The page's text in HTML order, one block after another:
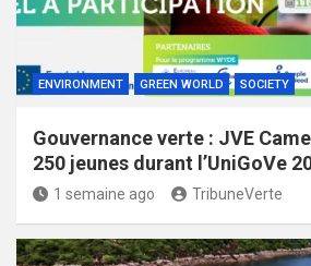
ENVIRONMENT GREEN WORLD SOCIETY
Gouvernance verte : JVE
250 jeunes durant l’UniGoVe
1 semaine ago TribuneVerte